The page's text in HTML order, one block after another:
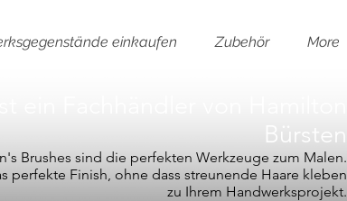
einkaufen Zubehör More
Bürsten
Brushes sind die perfekten Werkzeuge zum Malen.
perfekte Finish, ohne dass streunende Haare kleben
zu Ihrem Handwerksprojekt.